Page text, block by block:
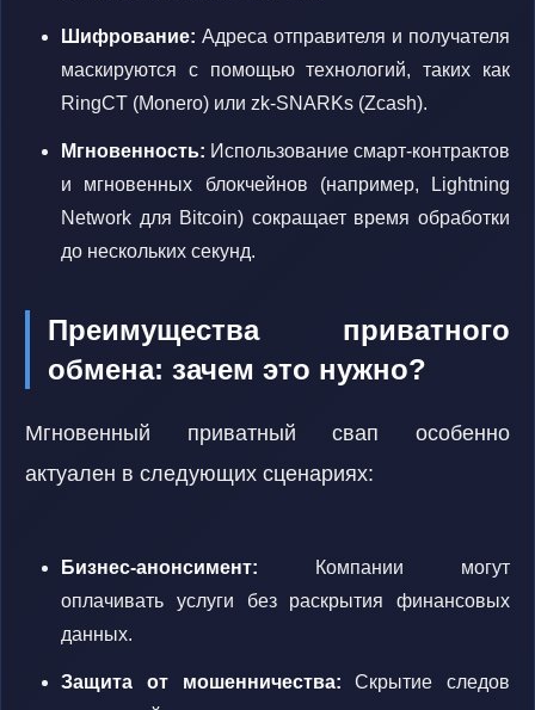
Шифрование: Адреса отправителя и получателя
маскируются с помощью технологий, таких как
RingCT (Monero) или zk-SNARKs (Zcash).
Мгновенность: Использование смарт-контрактов
и мгновенных блокчейнов (например, Lightning
Network для Bitcoin) сокращает время обработки
до нескольких секунд.
Преимущества приватного
обмена: зачем это нужно?
Мгновенный приватный свап особенно
актуален в следующих сценариях:
Бизнес-анонсимент: Компании могут
оплачивать услуги без раскрытия финансовых
данных.
Защита от мошенничества: Скрытие следов